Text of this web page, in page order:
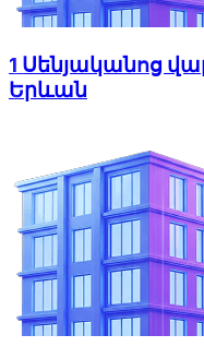
1 Սենյականոց
Երևան